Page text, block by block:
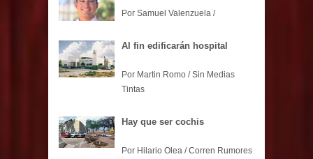
Por Samuel Valenzuela /
Al fin edificarán hospital
Por Martin Romo / Sin Medias
Tintas
Hay que ser cochis
Por Hilario Olea / Corren Rumores